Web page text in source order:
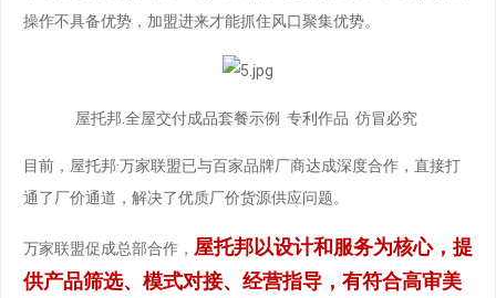
操作不具备优势，加盟进来才能抓住风口聚集优势。
屋托邦.全屋交付成品套餐示例 专利作品 仿冒必究
目前，屋托邦·万家联盟已与百家品牌厂商达成深度合作，直接打
通了厂价通道，解决了优质厂价货源供应问题。
万家联盟促成总部合作， 屋托邦以设计和服务为核心，提
供产品筛选、模式对接、经营指导，有符合高审美